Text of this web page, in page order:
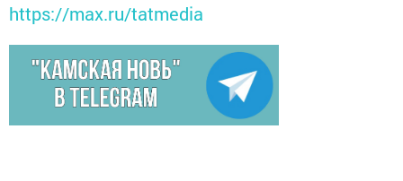
https://max.ru/tatmedia